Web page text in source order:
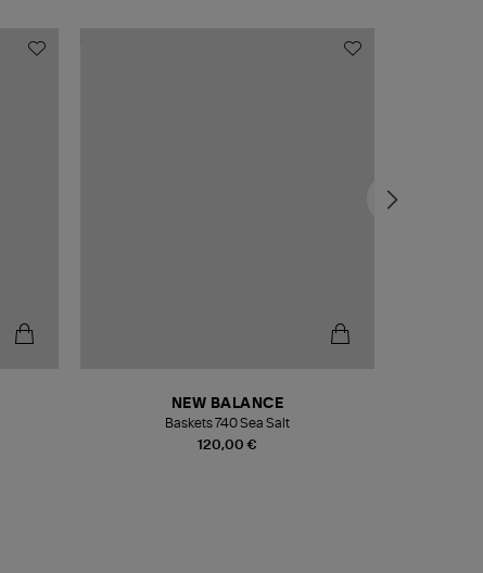
120,00 €
NEW BALANCE
Baskets 740 Sea Salt